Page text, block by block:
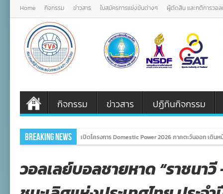
Home กิจกรรม ข่าวสาร ใบสมัครการแข่งขันต่างๆ ผู้ตัดสิน และกติการวอ
กิจกรรม ข่าวสาร ปฏิทินกิจกรรม
Breaking News เปิดโครงการ Domestic Power 2026 ภาคตะวันออก เดิ
วอลเลย์บอลชายหาด “ราชนาวี